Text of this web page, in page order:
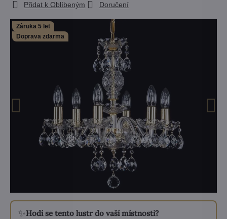
Záruka 5 let
Doprava zdarma
✨Hodí se tento lustr do vaší místnosti?
Přidat k Oblíbeným Doručení